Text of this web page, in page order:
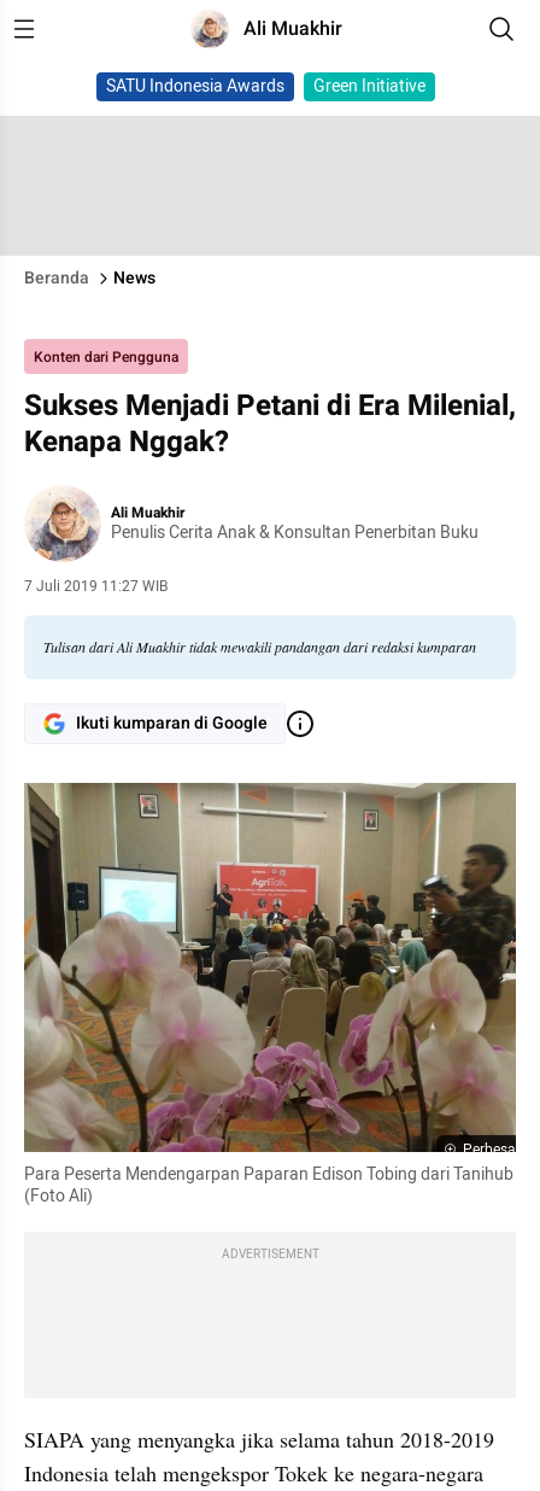
Ali Muakhir
SATU Indonesia Awards Green Initiative
Beranda News
Konten dari Pengguna
Sukses Menjadi Petani di Era Milenial,
Kenapa Nggak?
Ali Muakhir
Penulis Cerita Anak & Konsultan Penerbitan Buku
7 Juli 2019 11:27 WIB
Tulisan dari Ali Muakhir tidak mewakili pandangan dari redaksi kumparan
Ikuti kumparan di Google
Perbesar
Para Peserta Mendengarpan Paparan Edison Tobing dari Tanihub
(Foto Ali)
ADVERTISEMENT
SIAPA yang menyangka jika selama tahun 2018-2019
Indonesia telah mengekspor Tokek ke negara-negara